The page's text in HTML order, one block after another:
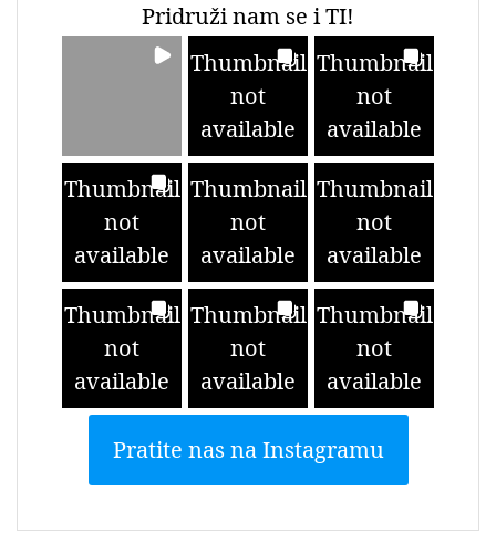
Pridruži nam se i TI!
Thumbnail
not
available
Thumbnail
not
available
Thumbnail
not
available
Thumbnail
not
available
Thumbnail
not
available
Thumbnail
not
available
Thumbnail
not
available
Thumbnail
not
available
Pratite nas na Instagramu